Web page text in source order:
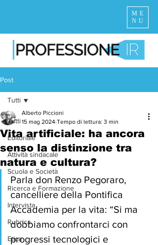
ME
NU
Post
Tutti
Editoriale
Attività sindacale
Scuola e Società
Ricerca e Formazione
Intervista
Rubrica
Etica
Tutti
Vita artificiale: ha ancora
senso la distinzione tra
natura e cultura?
Alberto Piccioni
15 mag 2024 Tempo di lettura: 3 min
Parla don Renzo Pegoraro,
cancelliere della Pontifica
Accademia per la vita: “Si ma
dobbiamo confrontarci con
progressi tecnologici e